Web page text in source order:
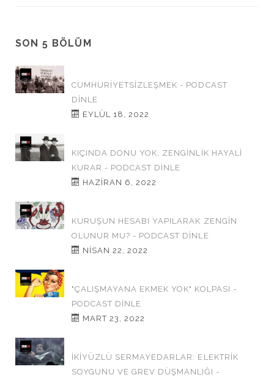
SON 5 BÖLÜM
CUMHURİYETSİZLEŞMEK - PODCAST
DINLE
EYLÜL 18, 2022
KIÇINDA DONU YOK, ZENGİNLİK HAYALİ
KURAR - PODCAST DINLE
HAZIRAN 6, 2022
KURUŞUN HESABI YAPILARAK ZENGİN
OLUNUR MU? - PODCAST DINLE
NISAN 22, 2022
"ÇALIŞMAYANA EKMEK YOK" KOLPASI -
PODCAST DINLE
MART 23, 2022
İKİYÜZLÜ SERMAYEDARLAR: ELEKTRİK
SOYGUNU VE GREV DÜŞMANLIĞI -